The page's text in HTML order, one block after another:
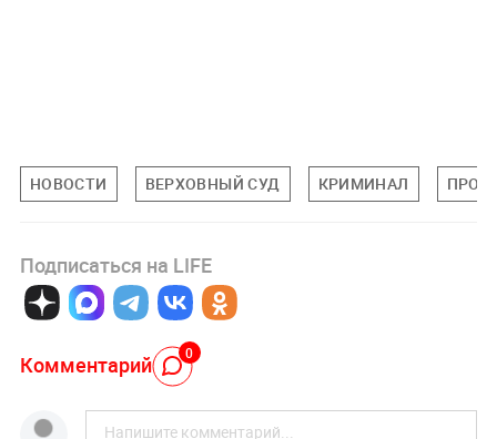
НОВОСТИ ВЕРХОВНЫЙ СУД КРИМИНАЛ
Подписаться на LIFE
Комментарий 0